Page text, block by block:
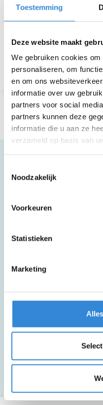
Toestemming
Deze website maakt
We gebruiken cookies
personaliseren, om
en om ons
informatie over uw
partners voor social
partners kunnen deze
informatie die u aan ze
verzameld op basis van
Noodzakelijk
Voorkeuren
Statistieken
Marketing
Aanmelden is niet meer
Terug naar het overzicht
Meer informatie
Deze
koffie of
Deze
deelnemers